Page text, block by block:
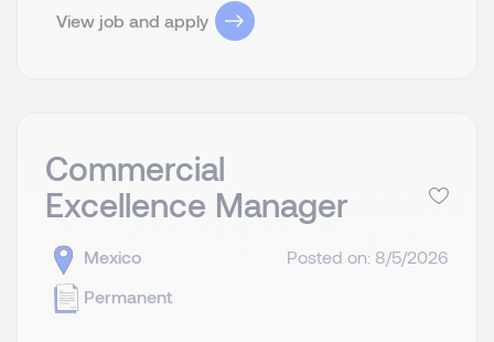
View job and apply
Commercial
Excellence Manager
Mexico
Permanent
Posted on: 8/5/2026